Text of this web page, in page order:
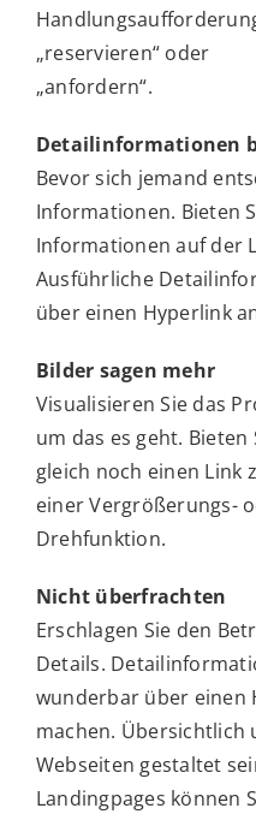
„reservieren“ oder
„anfordern“.
Detailinformationen
Bevor sich jemand
Informationen. Bieten
Informationen auf der
Ausführliche
über einen Hyperlink
Bilder sagen mehr
Visualisieren Sie das
um das es geht. Bieten
gleich noch einen Link
einer Vergrößerungs-
Drehfunktion.
Nicht überfrachten
Erschlagen Sie den
Details.
wunderbar über einen
machen. Übersichtlich
Webseiten gestaltet
Landingpages können